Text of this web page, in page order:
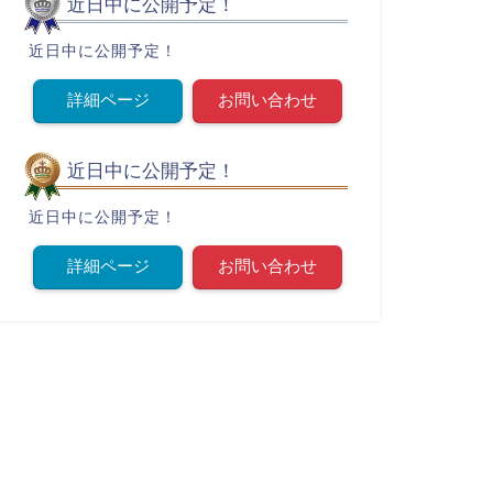
近日中に公開予定！
近日中に公開予定！
詳細ページ お問い合わせ
近日中に公開予定！
近日中に公開予定！
詳細ページ お問い合わせ